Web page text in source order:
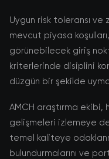
Uygun risk toleransı ve
mevcut piyasa
görünebilecek giriş
kriterlerinde disiplini
düzgün bir şekilde
AMCH araştırma ekibi,
gelişmeleri izlemeye
temel kaliteye
bulundurmalarını ve